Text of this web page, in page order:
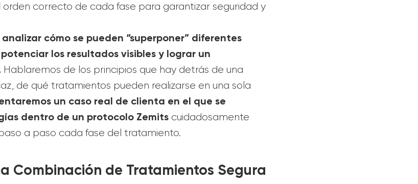
orden correcto de cada fase para garantizar seguridad y
cómo se pueden “superponer” diferentes
los resultados visibles y lograr un
Hablaremos de los principios que hay detrás de una
de qué tratamientos pueden realizarse en una sola
un caso real de clienta en el que se
dentro de un protocolo Zemits cuidadosamente
a paso cada fase del tratamiento.
Combinación de Tratamientos Segura